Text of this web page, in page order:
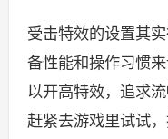
受击特效的设置其
备性能和操作习惯
以开高特效，追求
赶紧去游戏里试试